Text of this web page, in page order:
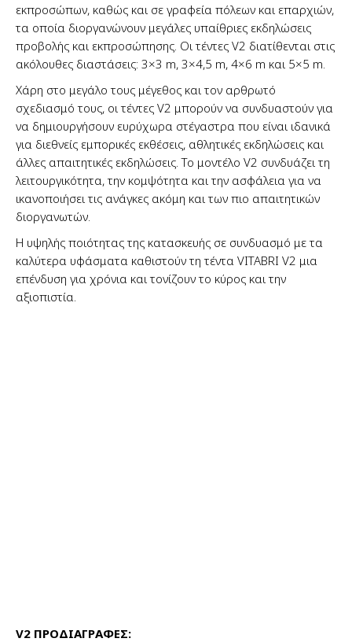
εκπροσώπων, καθώς και σε γραφεία πόλεων και επαρχιών,
τα οποία διοργανώνουν μεγάλες υπαίθριες εκδηλώσεις
προβολής και εκπροσώπησης. Οι τέντες V2 διατίθενται στις
ακόλουθες διαστάσεις: 3×3 m, 3×4,5 m, 4×6 m και 5×5 m.
Χάρη στο μεγάλο τους μέγεθος και τον αρθρωτό
σχεδιασμό τους, οι τέντες V2 μπορούν να συνδυαστούν για
να δημιουργήσουν ευρύχωρα στέγαστρα που είναι ιδανικά
για διεθνείς εμπορικές εκθέσεις, αθλητικές εκδηλώσεις και
άλλες απαιτητικές εκδηλώσεις. Το μοντέλο V2 συνδυάζει τη
λειτουργικότητα, την κομψότητα και την ασφάλεια για να
ικανοποιήσει τις ανάγκες ακόμη και των πιο απαιτητικών
διοργανωτών.
Η υψηλής ποιότητας της κατασκευής σε συνδυασμό με τα
καλύτερα υφάσματα καθιστούν τη τέντα VITABRI V2 μια
επένδυση για χρόνια και τονίζουν το κύρος και την
αξιοπιστία.
V2 ΠΡΟΔΙΑΓΡΑΦΕΣ: